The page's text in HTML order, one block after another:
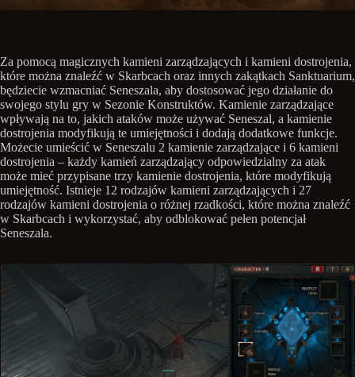
Za pomocą magicznych kamieni zarządzających i kamieni dostrojenia,
które można znaleźć w Skarbcach oraz innych zakątkach Sanktuarium,
będziecie wzmacniać Seneszala, aby dostosować jego działanie do
swojego stylu gry w Sezonie Konstruktów. Kamienie zarządzające
wpływają na to, jakich ataków może używać Seneszal, a kamienie
dostrojenia modyfikują te umiejętności i dodają dodatkowe funkcje.
Możecie umieścić w Seneszalu 2 kamienie zarządzające i 6 kamieni
dostrojenia – każdy kamień zarządzający odpowiedzialny za atak
może mieć przypisane trzy kamienie dostrojenia, które modyfikują
umiejętność. Istnieje 12 rodzajów kamieni zarządzających i 27
rodzajów kamieni dostrojenia o różnej rzadkości, które można znaleźć
w Skarbcach i wykorzystać, aby odblokować pełen potencjał
Seneszala.